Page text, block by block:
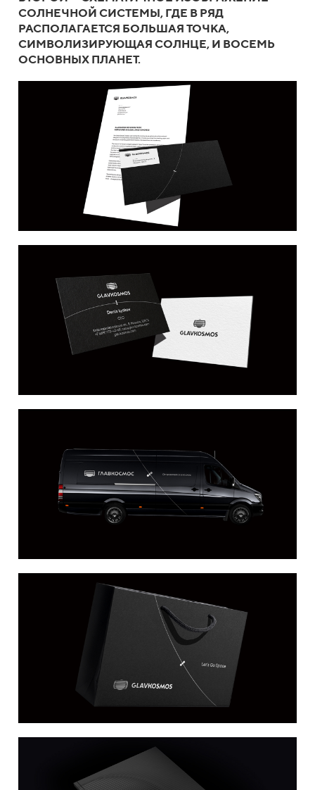
СОЛНЕЧНОЙ СИСТЕМЫ, ГДЕ В РЯД
РАСПОЛАГАЕТСЯ БОЛЬШАЯ ТОЧКА,
СИМВОЛИЗИРУЮЩАЯ СОЛНЦЕ, И ВОСЕМЬ
ОСНОВНЫХ ПЛАНЕТ.